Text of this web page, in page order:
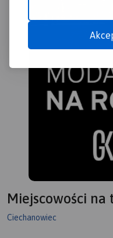
Miejscowości na
Ciechanowiec